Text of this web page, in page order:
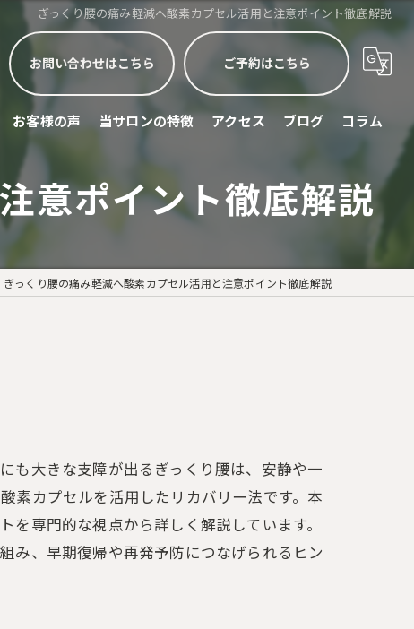
ぎっくり腰の痛み軽減へ酸素カプセル活用と注意ポイント徹底解説
お問い合わせはこちら ご予約はこちら
お客様の声 当サロンの特徴
睡眠不足
眼精疲労
アクセス ブログ コラム
意ポイント徹底解説
ぎっくり腰の痛み軽減へ酸素カプセル活用と注意ポイント徹底解説
も大きな支障が出るぎっくり腰は、安静や一
素カプセルを活用したリカバリー法です。本
専門的な視点から詳しく解説しています。
み、早期復帰や再発予防につなげられるヒン